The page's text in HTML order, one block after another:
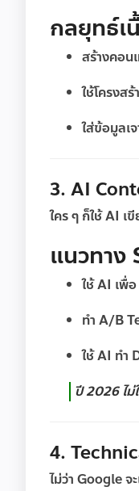
กลยุทธ์เ
สร้างคอน
ใช้โครงสร้
ใส่ข้อมูลเ
3. AI
ใคร ๆ ก็ใช้ AI เ
แนวทาง
ใช้ AI เพื่
ทำ A/B
ใช้ AI ทำ
ปี 2026 ไ
4.
ไม่ว่า Google